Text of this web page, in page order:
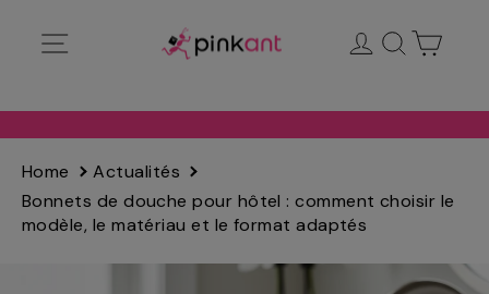
directamente
Ingresar
Buscar
Home
Actualités
Bonnets de douche pour hôtel : comment choisir le
modèle, le matériau et le format adaptés